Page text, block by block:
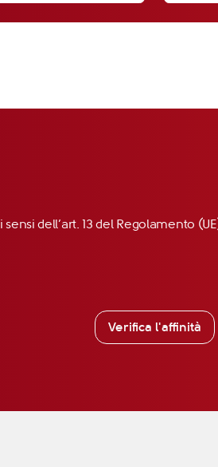
dell’art. 13 del Regolamento
Verifica l'affinità